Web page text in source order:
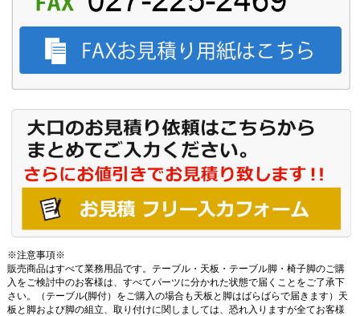
※注意事項※
販売商品はすべて業務用品です。テーブル・天板・テーブル脚・椅子脚のご購
入をご検討中のお客様は、すべてパーツに分かれた状態で届くことをご了承下
さい。（テーブル(脚付）をご購入の場合も天板と脚はばらばらで届きます）天
板と脚および脚の組立、取り付けに関しましては、恐れ入りますが全てお客様